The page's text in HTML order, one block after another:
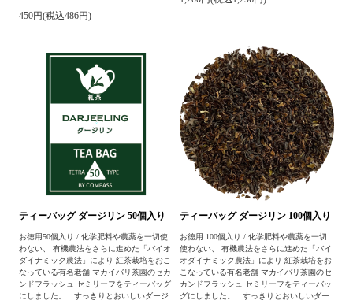
450円(税込486円)
ティーバッグ ダージリン 50個入り
お徳用50個入り / 化学肥料や農薬を一切使
わない、 有機農法をさらに進めた「バイオ
ダイナミック農法」により 紅茶栽培をおこ
なっている有名老舗 マカイバリ茶園のセカ
ンドフラッシュ セミリーフをティーバッグ
にしました。 すっきりとおいしいダージ
ティーバッグ ダージリン 100個入り
お徳用 100個入り / 化学肥料や農薬を一切
使わない、 有機農法をさらに進めた「バイ
オダイナミック農法」により 紅茶栽培をお
こなっている有名老舗 マカイバリ茶園のセ
カンドフラッシュ セミリーフをティーバッ
グにしました。 すっきりとおいしいダー